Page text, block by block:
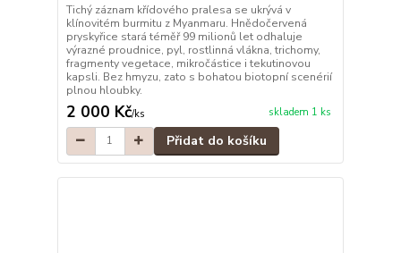
Tichý záznam křídového pralesa se ukrývá v
klínovitém burmitu z Myanmaru. Hnědočervená
pryskyřice stará téměř 99 milionů let odhaluje
výrazné proudnice, pyl, rostlinná vlákna, trichomy,
fragmenty vegetace, mikročástice i tekutinovou
kapsli. Bez hmyzu, zato s bohatou biotopní scenérií
plnou hloubky.
2 000 Kč/ks skladem 1 ks
Přidat do košíku